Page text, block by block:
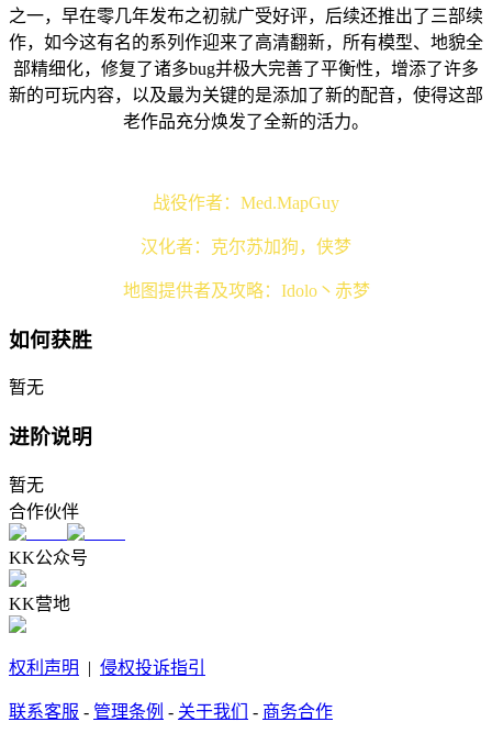
之一，早在零几年发布之初就广受好评，后续还推出了三部续
作，如今这有名的系列作迎来了高清翻新，所有模型、地貌全
部精细化，修复了诸多bug并极大完善了平衡性，增添了许多
新的可玩内容，以及最为关键的是添加了新的配音，使得这部
老作品充分焕发了全新的活力。
战役作者：Med.MapGuy
汉化者：克尔苏加狗，侠梦
地图提供者及攻略：Idolo丶赤梦
如何获胜
暂无
进阶说明
暂无
合作伙伴
KK公众号
KK营地
权利声明 | 侵权投诉指引
联系客服 - 管理条例 - 关于我们 - 商务合作